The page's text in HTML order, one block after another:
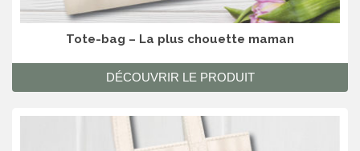
Tote-bag – La plus chouette maman
DÉCOUVRIR LE PRODUIT